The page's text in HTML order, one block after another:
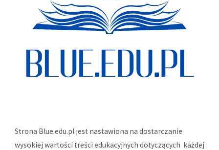
Strona Blue.edu.pl jest nastawiona na dostarczanie
wysokiej wartości treści edukacyjnych dotyczących każdej